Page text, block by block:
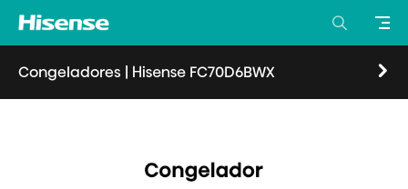
Congeladores | Hisense FC70D6BWX